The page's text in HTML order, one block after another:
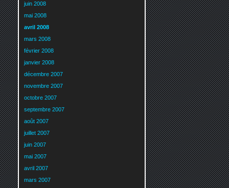
juin 2008
mai 2008
avril 2008
mars 2008
février 2008
janvier 2008
décembre 2007
novembre 2007
octobre 2007
septembre 2007
août 2007
juillet 2007
juin 2007
mai 2007
avril 2007
mars 2007